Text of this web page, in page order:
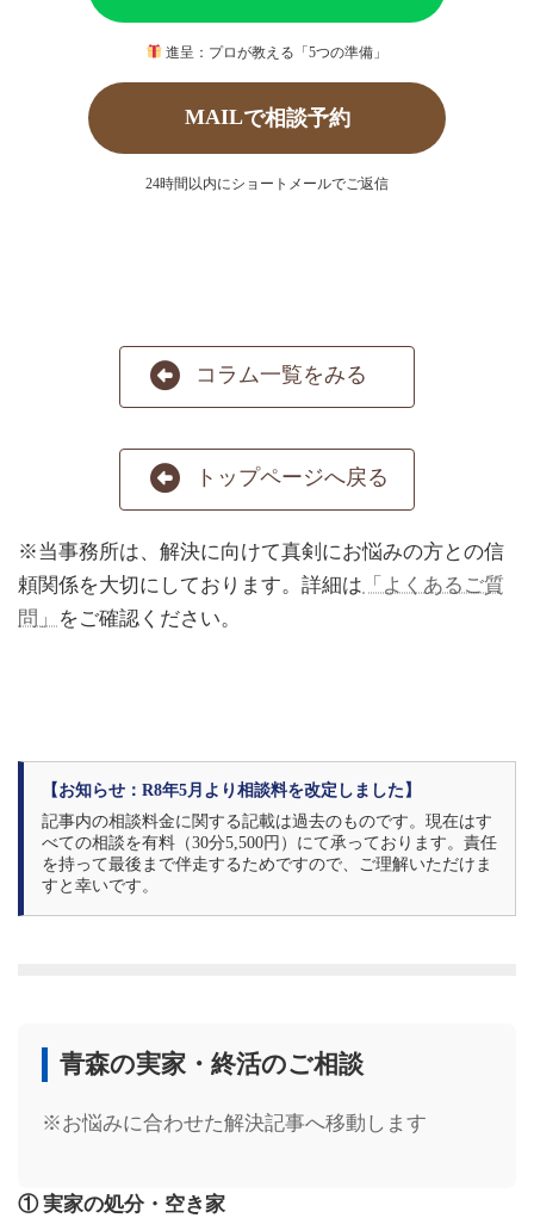
進呈：プロが教える「5つの準備」
MAILで相談予約
24時間以内にショートメールでご返信
コラム一覧をみる
トップページへ戻る
※当事務所は、解決に向けて真剣にお悩みの方との信
頼関係を大切にしております。詳細は 「よくあるご質
問」
をご確認ください。
【お知らせ：R8年5月より相談料を改定しました】
記事内の相談料金に関する記載は過去のものです。現在はす
べての相談を有料（30分5,500円）にて承っております。責任
を持って最後まで伴走するためですので、ご理解いただけま
すと幸いです。
青森の実家・終活のご相談
※お悩みに合わせた解決記事へ移動します
① 実家の処分・空き家